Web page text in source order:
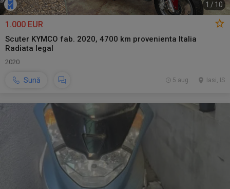
1 / 10
1.000 EUR
Scuter KYMCO fab. 2020, 4700 km provenienta Italia
Radiata legal
2020
Sună Iasi, IS
5 aug.